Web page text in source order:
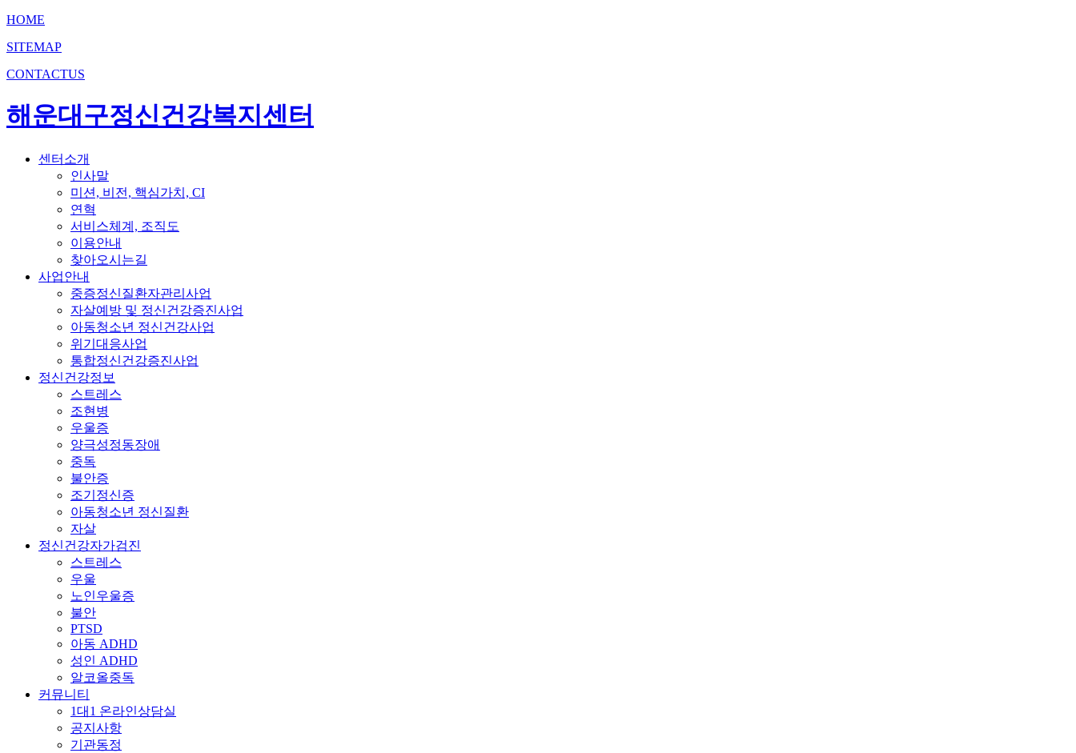
HOME
SITEMAP
CONTACTUS
해운대구정신건강복지센터
센터소개
인사말
미션, 비전, 핵심가치, CI
연혁
서비스체계, 조직도
이용안내
찾아오시는길
사업안내
중증정신질환자관리사업
자살예방 및 정신건강증진사업
아동청소년 정신건강사업
위기대응사업
통합정신건강증진사업
정신건강정보
스트레스
조현병
우울증
양극성정동장애
중독
불안증
조기정신증
아동청소년 정신질환
자살
정신건강자가검진
스트레스
우울
노인우울증
불안
PTSD
아동 ADHD
성인 ADHD
알코올중독
커뮤니티
1대1 온라인상담실
공지사항
기관동정